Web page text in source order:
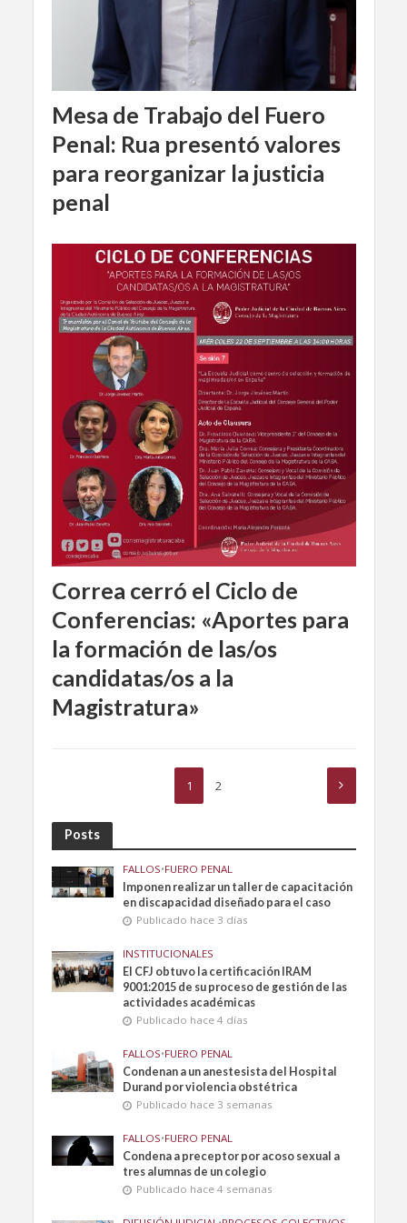
Mesa de Trabajo del Fuero
Penal: Rua presentó valores
para reorganizar la justicia
penal
Correa cerró el Ciclo de
Conferencias: «Aportes para
la formación de las/os
candidatas/os a la
Magistratura»
1 2
Posts
FALLOS•FUERO PENAL
Imponen realizar un taller de capacitación
en discapacidad diseñado para el caso
Publicado hace 3 días
INSTITUCIONALES
El CFJ obtuvo la certificación IRAM
9001:2015 de su proceso de gestión de las
actividades académicas
Publicado hace 4 días
FALLOS•FUERO PENAL
Condenan a un anestesista del Hospital
Durand por violencia obstétrica
Publicado hace 3 semanas
FALLOS•FUERO PENAL
Condena a preceptor por acoso sexual a
tres alumnas de un colegio
Publicado hace 4 semanas